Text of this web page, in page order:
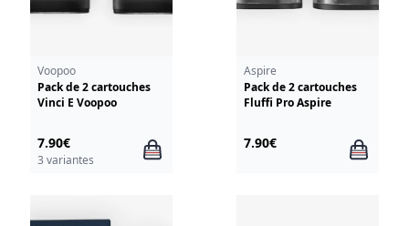
Voopoo
Pack de 2 cartouches
Vinci E Voopoo
7.90€
3 variantes
Aspire
Pack de 2 cartouches
Fluffi Pro Aspire
7.90€